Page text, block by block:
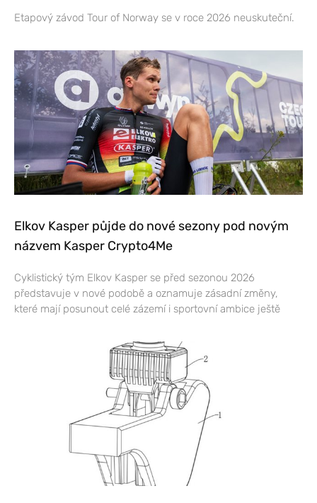
Etapový závod Tour of Norway se v roce 2026 neuskuteční.
Elkov Kasper půjde do nové sezony pod novým
názvem Kasper Crypto4Me
Cyklistický tým Elkov Kasper se před sezonou 2026
představuje v nové podobě a oznamuje zásadní změny,
které mají posunout celé zázemí i sportovní ambice ještě